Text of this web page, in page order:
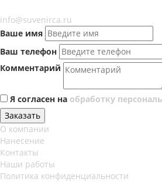
info@suvenirca.ru
Ваше имя
Ваш телефон
Комментарий
Я согласен на обработку
Заказать
О компании
Нанесение
Контакты
Наши работы
Политика конфиденциальности